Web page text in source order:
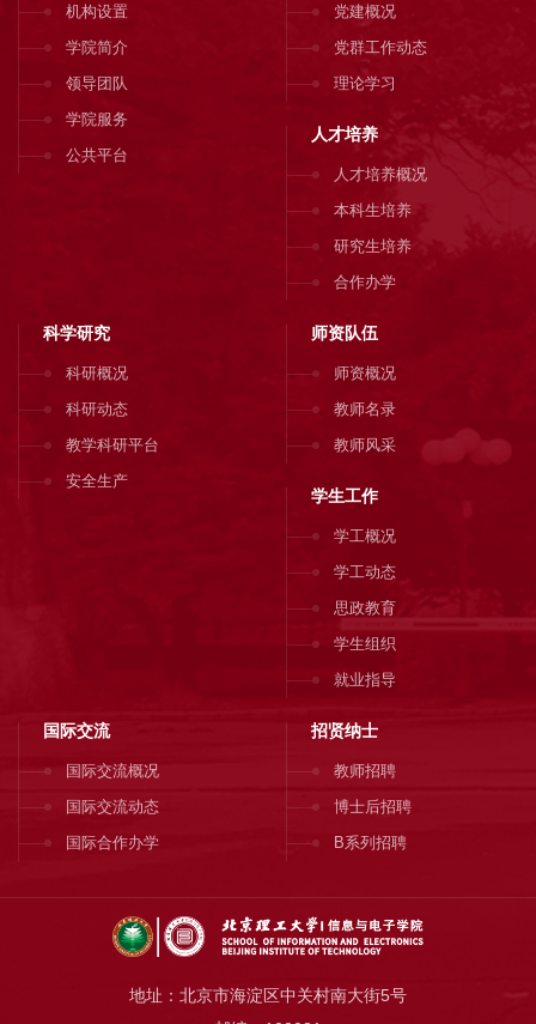
机构设置
学院简介
领导团队
学院服务
公共平台
党建概况
党群工作动态
理论学习
人才培养
人才培养概况
本科生培养
研究生培养
合作办学
科学研究
科研概况
科研动态
教学科研平台
安全生产
师资队伍
师资概况
教师名录
教师风采
学生工作
学工概况
学工动态
思政教育
学生组织
就业指导
国际交流
国际交流概况
国际交流动态
国际合作办学
招贤纳士
教师招聘
博士后招聘
B系列招聘
地址：北京市海淀区中关村南大街5号